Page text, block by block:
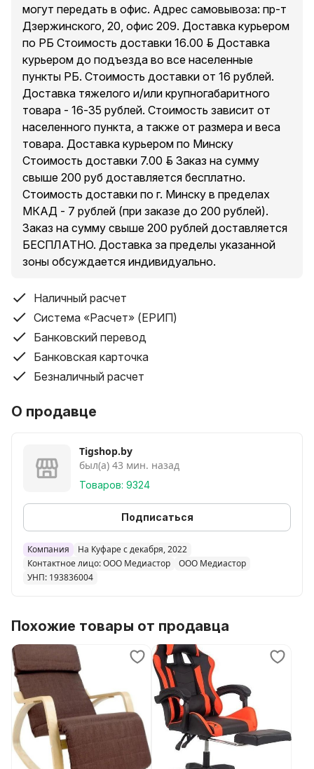
могут передать в офис. Адрес самовывоза: пр-т
Дзержинского, 20, офис 209. Доставка курьером
по РБ Стоимость доставки 16.00 руб. Доставка
курьером до подъезда во все населенные
пункты РБ. Стоимость доставки от 16 рублей.
Доставка тяжелого и/или крупногабаритного
товара - 16-35 рублей. Стоимость зависит от
населенного пункта, а также от размера и веса
товара. Доставка курьером по Минску
Стоимость доставки 7.00 руб. Заказ на сумму
свыше 200 руб доставляется бесплатно.
Стоимость доставки по г. Минску в пределах
МКАД - 7 рублей (при заказе до 200 рублей).
Заказ на сумму свыше 200 рублей доставляется
БЕСПЛАТНО. Доставка за пределы указанной
зоны обсуждается индивидуально.
Наличный расчет
Система «Расчет» (ЕРИП)
Банковский перевод
Банковская карточка
Безналичный расчет
О продавце
Tigshop.by
был(а) 43 мин. назад
Товаров: 9324
Подписаться
Компания
На Куфаре с декабря, 2022
Контактное лицо: ООО Медиастор
ООО Медиастор
УНП: 193836004
Похожие товары от продавца